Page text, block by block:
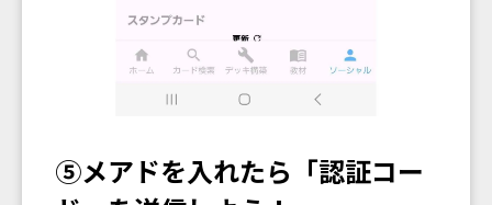
⑤メアドを入れたら「認証コー